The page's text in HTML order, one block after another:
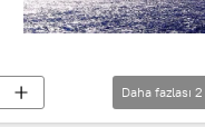
Daha fazlası 2